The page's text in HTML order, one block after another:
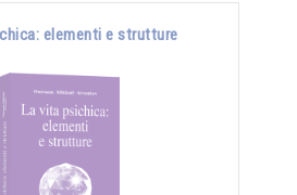
elementi e strutture